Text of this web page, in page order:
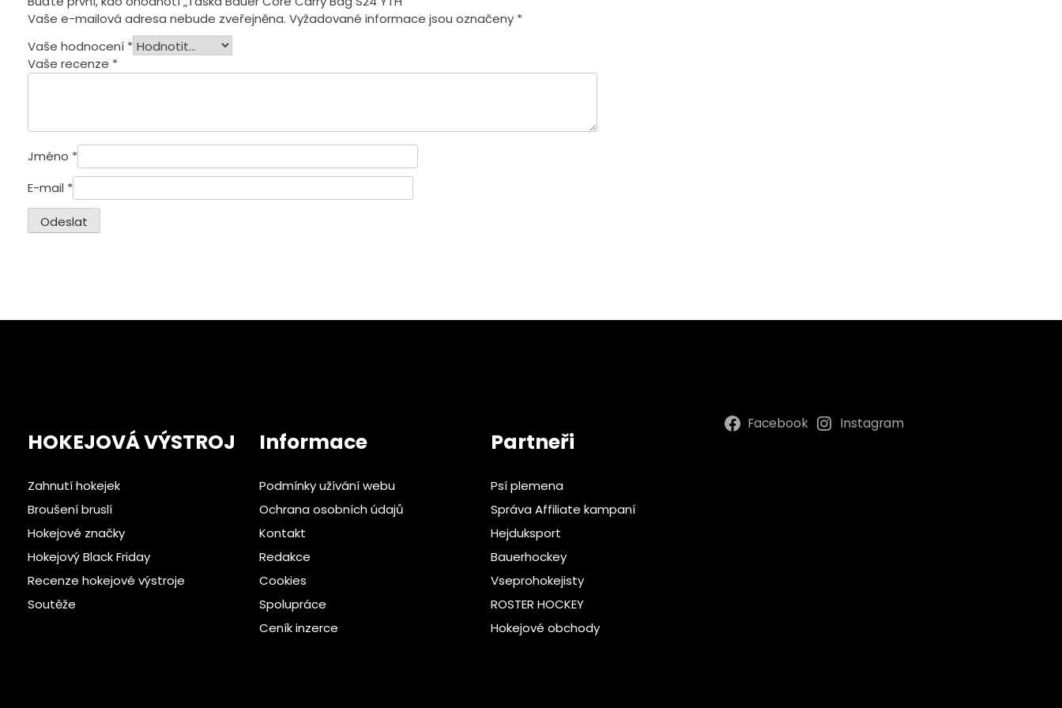
Vaše e-mailová adresa nebude zveřejněna. Vyžadované informace jsou označeny *
Vaše hodnocení *
Vaše recenze *
Jméno *
E-mail *
HOKEJOVÁ VÝSTROJ
Zahnutí hokejek
Broušení bruslí
Hokejové značky
Hokejový Black Friday
Recenze hokejové výstroje
Soutěže
Informace
Podmínky užívání webu
Ochrana osobních údajů
Kontakt
Redakce
Cookies
Spolupráce
Ceník inzerce
Partneři
Psí plemena
Správa Affiliate kampaní
Hejduksport
Bauerhockey
Vseprohokejisty
ROSTER HOCKEY
Hokejové obchody
Facebook Instagram